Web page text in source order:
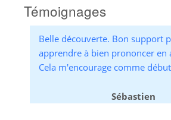
Témoignages
Belle découverte. Bon support
apprendre à bien prononcer en
Cela m'encourage comme
Sébastien